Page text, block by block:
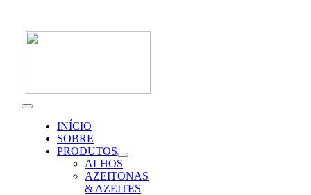
content
Toggle
NavigationINÍCIO
SOBRE
PRODUTOS
ALHOS
AZEITONAS
& AZEITES